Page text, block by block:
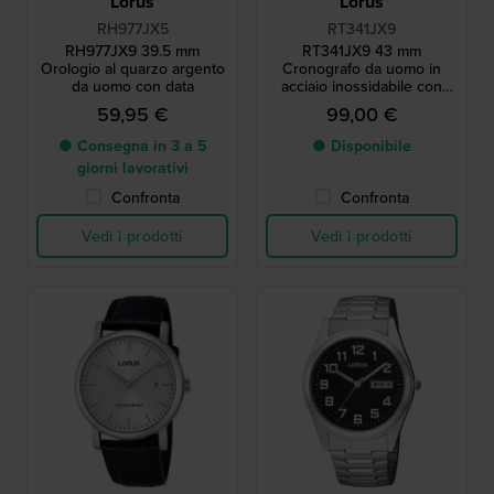
RH977JX5
RH977JX9 39.5 mm
Orologio al quarzo argento
da uomo con data
59,95 €
● Consegna in 3 a 5
giorni lavorativi
Confronta
Vedi i prodotti
RT341JX9
RT341JX9 43 mm
Cronografo da uomo in
acciaio inossidabile con
data
99,00 €
● Disponibile
Confronta
Vedi i prodotti